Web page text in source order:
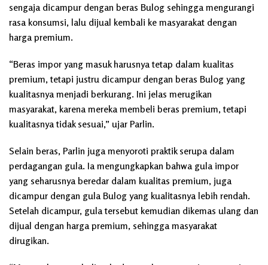
sengaja dicampur dengan beras Bulog sehingga mengurangi
rasa konsumsi, lalu dijual kembali ke masyarakat dengan
harga premium.
“Beras impor yang masuk harusnya tetap dalam kualitas
premium, tetapi justru dicampur dengan beras Bulog yang
kualitasnya menjadi berkurang. Ini jelas merugikan
masyarakat, karena mereka membeli beras premium, tetapi
kualitasnya tidak sesuai,” ujar Parlin.
Selain beras, Parlin juga menyoroti praktik serupa dalam
perdagangan gula. Ia mengungkapkan bahwa gula impor
yang seharusnya beredar dalam kualitas premium, juga
dicampur dengan gula Bulog yang kualitasnya lebih rendah.
Setelah dicampur, gula tersebut kemudian dikemas ulang dan
dijual dengan harga premium, sehingga masyarakat
dirugikan.